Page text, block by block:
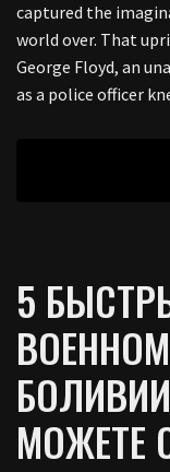
captured the
world over. That
George Floyd, an
as a police officer
5
МОЖЕТЕ